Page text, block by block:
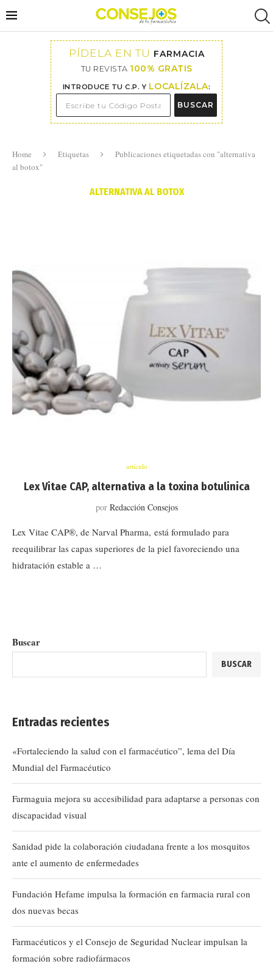
PÍDELA EN TU FARMACIA
TU REVISTA 100% GRATIS
INTRODUCE TU C.P. Y LOCALÍZALA:
BUSCAR
Home Etiquetas
Publicaciones etiquetadas con "alternativa
al botox"
ALTERNATIVA AL BOTOX
artículo
Lex Vitae CAP, alternativa a la toxina botulinica
por Redacción Consejos
Lex Vitae CAP®, de Narval Pharma, está formulado para
reequilibrar las capas superiores de la piel favoreciendo una
hidratación estable a …
Buscar
BUSCAR
Entradas recientes
«Fortaleciendo la salud con el farmacéutico”, lema del Día
Mundial del Farmacéutico
Farmaguia mejora su accesibilidad para adaptarse a personas con
discapacidad visual
Sanidad pide la colaboración ciudadana frente a los mosquitos
ante el aumento de enfermedades
Fundación Hefame impulsa la formación en farmacia rural con
dos nuevas becas
Farmacéuticos y el Consejo de Seguridad Nuclear impulsan la
formación sobre radiofármacos